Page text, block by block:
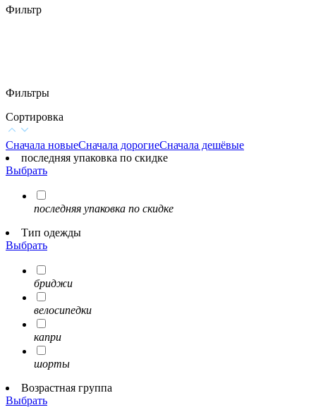
Фильтр
Фильтры
Сортировка
Сначала новыеСначала дорогиеСначала дешёвые
последняя упаковка по скидке
Выбрать
последняя упаковка по скидке
Тип одежды
Выбрать
бриджи
велосипедки
капри
шорты
Возрастная группа
Выбрать